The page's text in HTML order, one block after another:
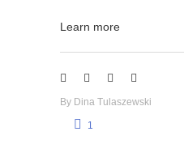
Learn more
By Dina Tulaszewski
1